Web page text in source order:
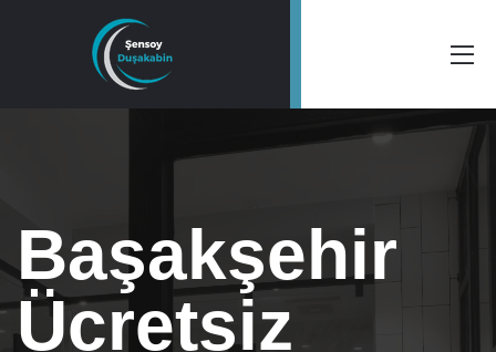
Başakşehir
Ücretsiz